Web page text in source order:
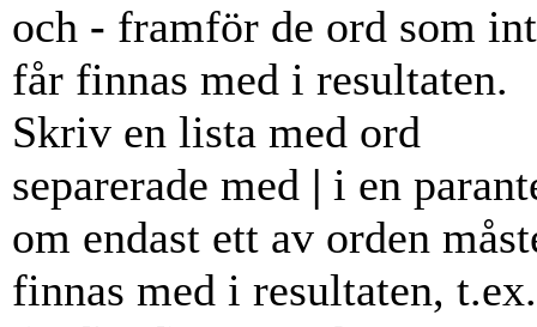
och - framför de ord som
får finnas med i resultaten.
Skriv en lista med ord
separerade med | i en
om endast ett av orden
finnas med i resultaten, t.ex.